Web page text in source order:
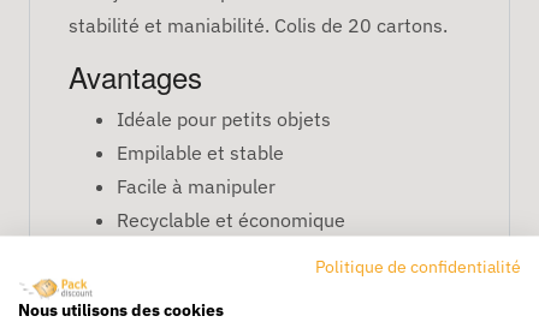
stabilité et maniabilité. Colis de 20 cartons.
Avantages
Idéale pour petits objets
Empilable et stable
Facile à manipuler
Recyclable et économique
Caractéristiques
Dimensions : 26 x 20 x 18 cm
Politique de confidentialité
Nous utilisons des cookies